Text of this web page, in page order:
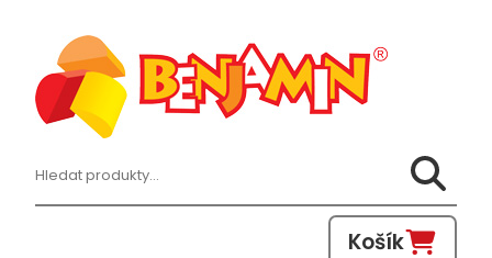
Hledat:
Košík